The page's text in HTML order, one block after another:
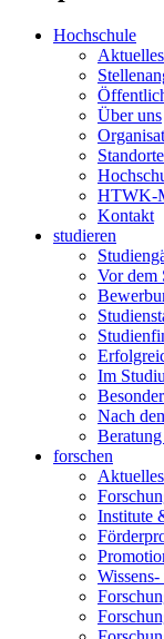
Hochschule
Aktuelles
Über uns
HTWK-
Kontakt
studieren
Vor dem
Im
Nach
forschen
Aktuelles
Institute